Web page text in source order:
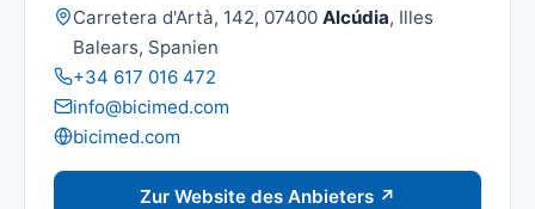
Adresse:
Carretera d'Artà, 142, 07400 Alcúdia, Illes
Balears, Spanien
Telefon:
+34 617 016 472
E-Mail:
info@bicimed.com
Website:
bicimed.com
Zur Website des Anbieters ↗